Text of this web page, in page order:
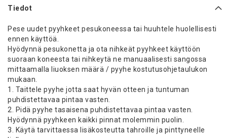
Tiedot
Pese uudet pyyhkeet pesukoneessa tai huuhtele huolellisesti
ennen käyttöä.
Hyödynnä pesukonetta ja ota nihkeät pyyhkeet käyttöön
suoraan koneesta tai nihkeytä ne manuaalisesti sangossa
mittaamalla liuoksen määrä / pyyhe kostutusohjetaulukon
mukaan.
1. Taittele pyyhe jotta saat hyvän otteen ja tuntuman
puhdistettavaa pintaa vasten.
2. Pidä pyyhe tasaisena puhdistettavaa pintaa vasten.
Hyödynnä pyyhkeen kaikki pinnat molemmin puolin.
3. Käytä tarvittaessa lisäkosteutta tahroille ja pinttyneelle